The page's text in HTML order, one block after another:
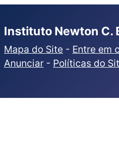
Instituto Newton C.
Mapa do Site - Entre em
Anunciar - Políticas do